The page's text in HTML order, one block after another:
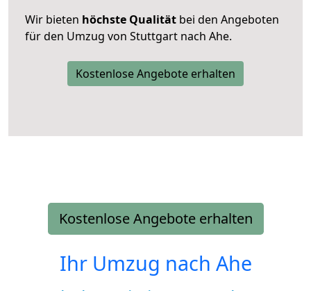
Wir bieten höchste Qualität bei den Angeboten
für den Umzug von Stuttgart nach Ahe.
Kostenlose Angebote erhalten
Kostenlose Angebote erhalten
Ihr Umzug nach Ahe